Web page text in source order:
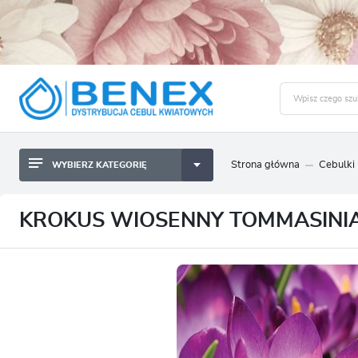
BYLINY SADZONKI BULWY
CEBULKI I SADZONKI WARZYW
SADZONKI TRAW OZDOBNYCH
WYBIERZ KATEGORIĘ
CEBULKI I SADZONKI WARZYW
Strona główna Cebulki
KROKUS WIOSENNY